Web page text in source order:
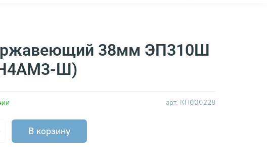
арт. КН000228
38мм ЭП310Ш
Ш)
В корзину